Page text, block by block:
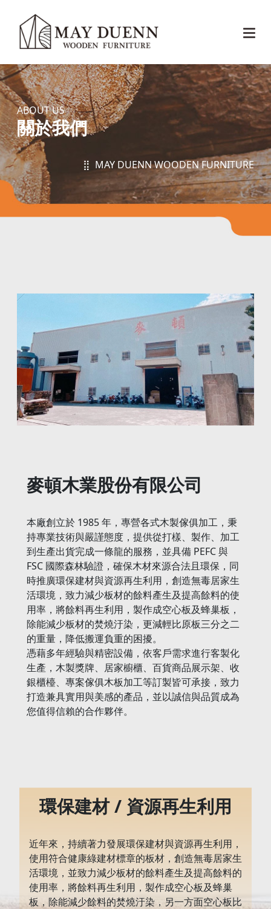
ABOUT US
關於我們
⣿ MAY DUENN WOODEN FURNITURE
麥頓木業股份有限公司
本廠創立於 1985 年，專營各式木製傢俱加工，秉
持專業技術與嚴謹態度，提供從打樣、製作、加工
到生產出貨完成一條龍的服務，並具備 PEFC 與
FSC 國際森林驗證，確保木材來源合法且環保，同
時推廣環保建材與資源再生利用，創造無毒居家生
活環境，致力減少板材的餘料產生及提高餘料的使
用率，將餘料再生利用，製作成空心板及蜂巢板，
除能減少板材的焚燒汙染，更減輕比原板三分之二
的重量，降低搬運負重的困擾。
憑藉多年經驗與精密設備，依客戶需求進行客製化
生產，木製獎牌、居家櫥櫃、百貨商品展示架、收
銀櫃檯、專案傢俱木板加工等訂製皆可承接，致力
打造兼具實用與美感的產品，並以誠信與品質成為
您值得信賴的合作夥伴。
環保建材 / 資源再生利用
近年來，持續著力發展環保建材與資源再生利用，
使用符合健康綠建材標章的板材，創造無毒居家生
活環境，並致力減少板材的餘料產生及提高餘料的
使用率，將餘料再生利用，製作成空心板及蜂巢
板，除能減少餘料的焚燒汙染，另一方面空心板比